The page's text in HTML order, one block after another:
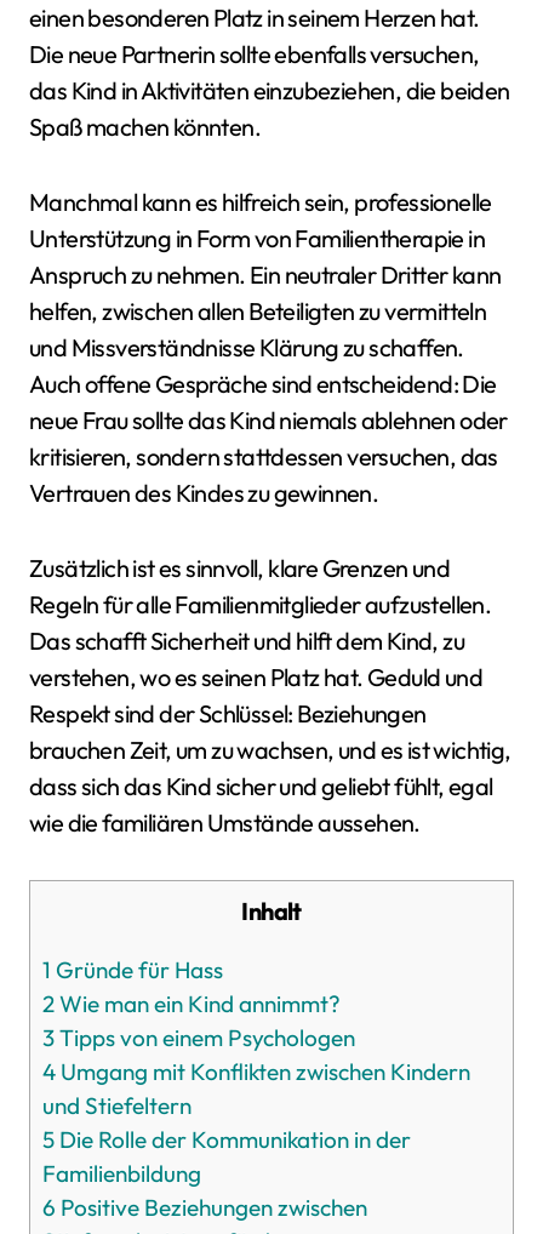
einen besonderen Platz in seinem Herzen hat.
Die neue Partnerin sollte ebenfalls versuchen,
das Kind in Aktivitäten einzubeziehen, die beiden
Spaß machen könnten.
Manchmal kann es hilfreich sein, professionelle
Unterstützung in Form von Familientherapie in
Anspruch zu nehmen. Ein neutraler Dritter kann
helfen, zwischen allen Beteiligten zu vermitteln
und Missverständnisse Klärung zu schaffen.
Auch offene Gespräche sind entscheidend: Die
neue Frau sollte das Kind niemals ablehnen oder
kritisieren, sondern stattdessen versuchen, das
Vertrauen des Kindes zu gewinnen.
Zusätzlich ist es sinnvoll, klare Grenzen und
Regeln für alle Familienmitglieder aufzustellen.
Das schafft Sicherheit und hilft dem Kind, zu
verstehen, wo es seinen Platz hat. Geduld und
Respekt sind der Schlüssel: Beziehungen
brauchen Zeit, um zu wachsen, und es ist wichtig,
dass sich das Kind sicher und geliebt fühlt, egal
wie die familiären Umstände aussehen.
Inhalt
1 Gründe für Hass
2Wie man ein Kind annimmt?
3Tipps von einem Psychologen
4 Umgang mit Konflikten zwischen Kindern
und Stiefeltern
5 Die Rolle der Kommunikation in der
Familienbildung
6 Positive Beziehungen zwischen